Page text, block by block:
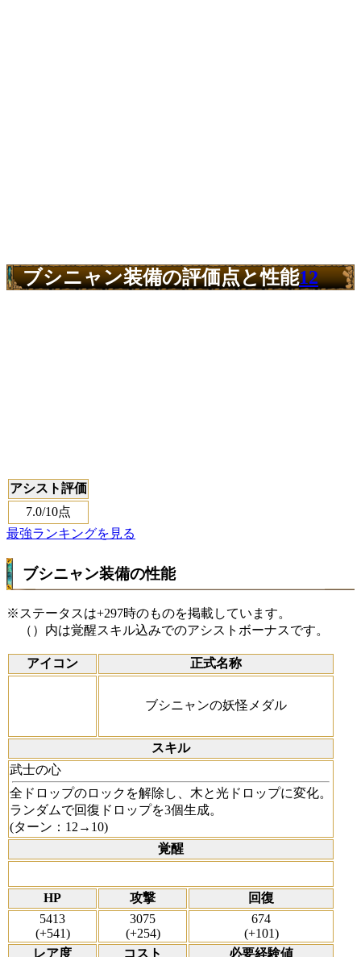
ブシニャン装備の評価点と性能12
アシスト評価
7.0/10点
最強ランキングを見る
ブシニャン装備の性能
※ステータスは+297時のものを掲載しています。
（）内は覚醒スキル込みでのアシストボーナスです。
アイコン 正式名称
ブシニャンの妖怪メダル
スキル
武士の心
全ドロップのロックを解除し、木と光ドロップに変化。
ランダムで回復ドロップを3個生成。
(ターン：12→10)
覚醒
HP 攻撃
回復
5413
(+541)
3075
(+254)
674
(+101)
レア度
コスト 必要経験値